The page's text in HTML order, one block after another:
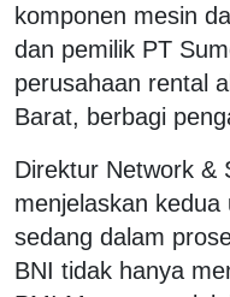
komponen mesin
dan pemilik PT
perusahaan rental
Barat, berbagi
Direktur Network &
menjelaskan
sedang dalam
BNI tidak hanya